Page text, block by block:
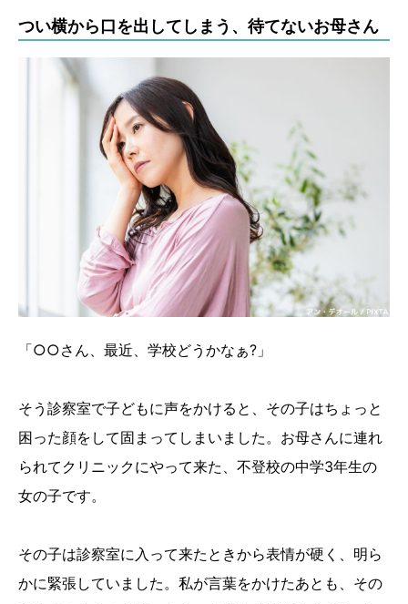
つい横から口を出してしまう、待てないお母さん
「○○さん、最近、学校どうかなぁ?」
そう診察室で子どもに声をかけると、その子はちょっと
困った顔をして固まってしまいました。お母さんに連れ
られてクリニックにやって来た、不登校の中学3年生の
女の子です。
その子は診察室に入って来たときから表情が硬く、明ら
かに緊張していました。私が言葉をかけたあとも、その